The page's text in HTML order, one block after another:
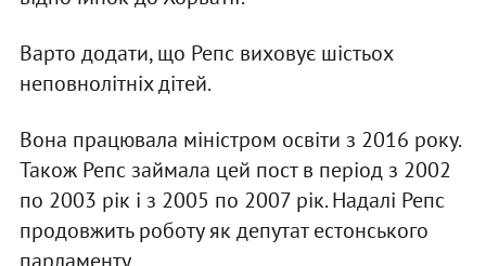
Варто додати, що Репс виховує шістьох
неповнолітніх дітей.
Вона працювала міністром освіти з 2016 року.
Також Репс займала цей пост в період з 2002
по 2003 рік і з 2005 по 2007 рік. Надалі Репс
продовжить роботу як депутат естонського